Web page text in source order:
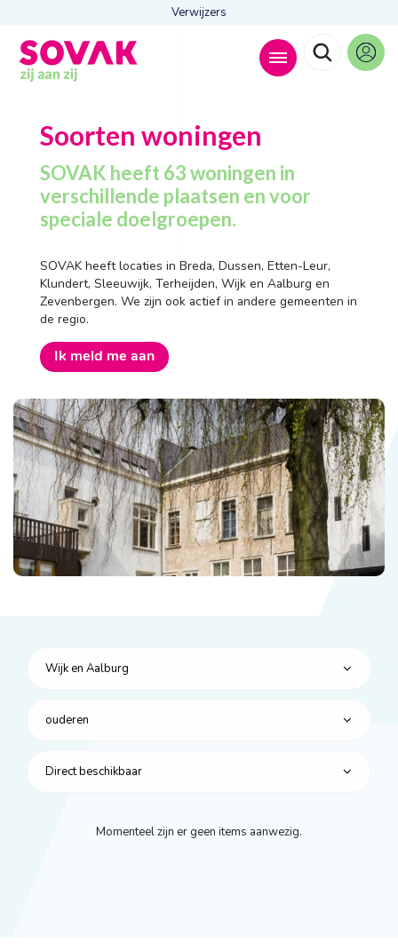
Verwijzers
Anderen zochten ook
Wonen
Dagbesteding
Behandelingen
Contact
Soorten woningen
SOVAK heeft 63 woningen in
verschillende plaatsen en voor
speciale doelgroepen.
SOVAK heeft locaties in Breda, Dussen, Etten-Leur,
Klundert, Sleeuwijk, Terheijden, Wijk en Aalburg en
Zevenbergen. We zijn ook actief in andere gemeenten in
de regio.
Ik meld me aan
Wijk en Aalburg
ouderen
Direct beschikbaar
Momenteel zijn er geen items aanwezig.